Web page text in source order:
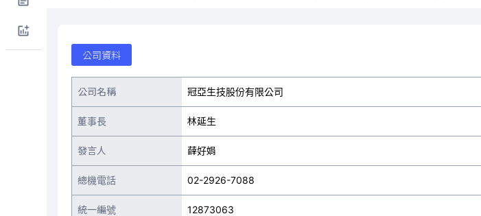
公司資料
公司名稱 冠亞生技股份有限公司
董事長 林延生
發言人 薛好娟
總機電話 02-2926-7088
統一編號 12873063